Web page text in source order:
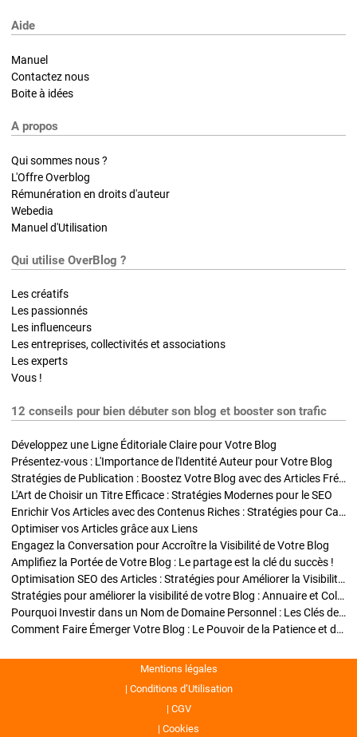
Aide
Manuel
Contactez nous
Boite à idées
A propos
Qui sommes nous ?
L'Offre Overblog
Rémunération en droits d'auteur
Webedia
Manuel d'Utilisation
Qui utilise OverBlog ?
Les créatifs
Les passionnés
Les influenceurs
Les entreprises, collectivités et associations
Les experts
Vous !
12 conseils pour bien débuter son blog et booster son trafic
Développez une Ligne Éditoriale Claire pour Votre Blog
Présentez-vous : L'Importance de l'Identité Auteur pour Votre Blog
Stratégies de Publication : Boostez Votre Blog avec des Articles Fréquents et Exclusifs
L'Art de Choisir un Titre Efficace : Stratégies Modernes pour le SEO
Enrichir Vos Articles avec des Contenus Riches : Stratégies pour Captiver et Optimiser
Optimiser vos Articles grâce aux Liens
Engagez la Conversation pour Accroître la Visibilité de Votre Blog
Amplifiez la Portée de Votre Blog : Le partage est la clé du succès !
Optimisation SEO des Articles : Stratégies pour Améliorer la Visibilité de Votre Blog
Stratégies pour améliorer la visibilité de votre Blog : Annuaire et Collaborations
Pourquoi Investir dans un Nom de Domaine Personnel : Les Clés de la Réussite de Votre Blog
Comment Faire Émerger Votre Blog : Le Pouvoir de la Patience et de la Persévérance
Mentions légales
Conditions d’Utilisation
CGV
Cookies